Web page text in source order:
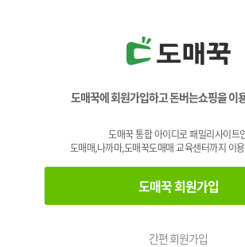
도매꾹에 회원가입하고 돈버는쇼핑을 이
도매꾹 통합 아이디로 패밀리사이트
도매매,나까마,도매꾹도매매 교육센터까지 이
도매꾹 회원가입
간편 회원가입